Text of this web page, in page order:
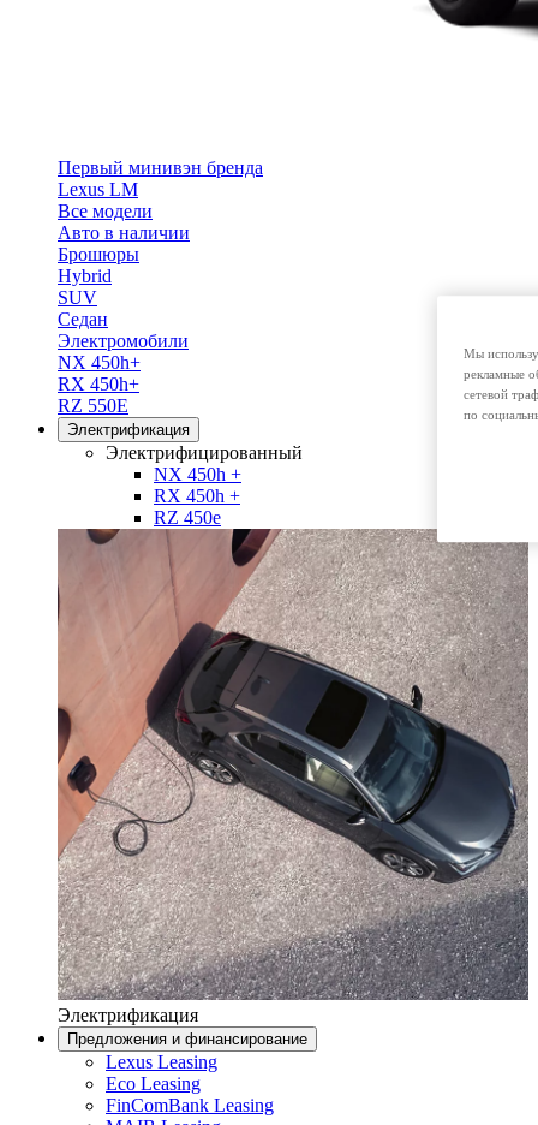
Первый минивэн бренда
Lexus LM
Все модели
Авто в наличии
Брошюры
Hybrid
SUV
Седан
Электромобили
NX 450h+
RX 450h+
RZ 550E
Электрификация
Электрифицированный
NX 450h +
RX 450h +
RZ 450e
Электрификация
Предложения и финансирование
Lexus Leasing
Eco Leasing
FinComBank Leasing
Мы
рекламные
сетевой
по